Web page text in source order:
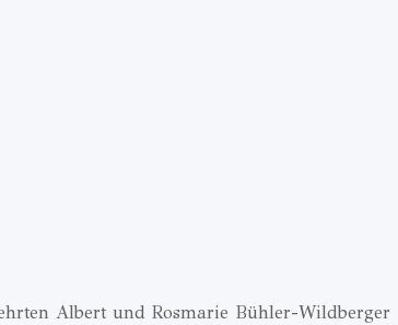
Albert und Rosmarie Bühler-Wildberger